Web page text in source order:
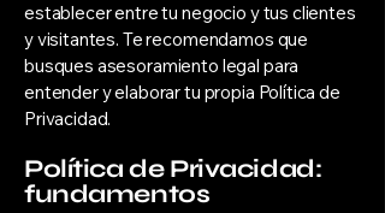
establecer entre tu negocio y tus clientes
y visitantes. Te recomendamos que
busques asesoramiento legal para
entender y elaborar tu propia Política de
Privacidad.
Política de Privacidad:
fundamentos